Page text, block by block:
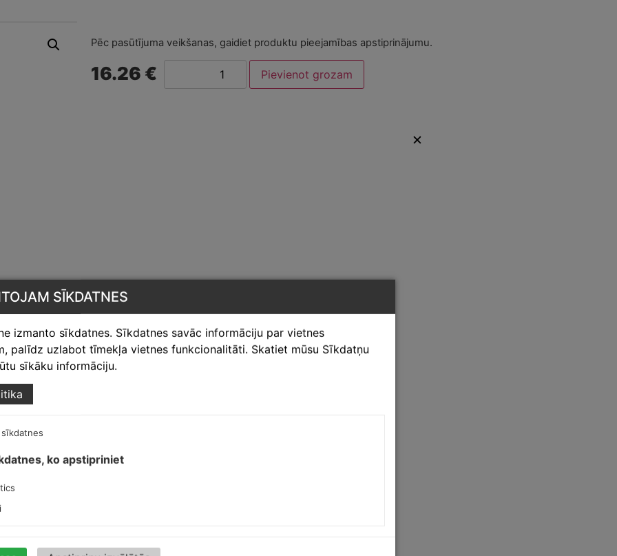
Pēc pasūtījuma veikšanas, gaidiet produktu pieejamības apstiprinājumu.
16.26 € Pievienot grozam
✕
SĪKDATNES
izmanto sīkdatnes. Sīkdatnes savāc informāciju par vietnes
palīdz uzlabot tīmekļa vietnes funkcionalitāti. Skatiet mūsu Sīkdatņu
sīkāku informāciju.
ko apstipriniet